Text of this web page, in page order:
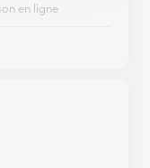
en ligne